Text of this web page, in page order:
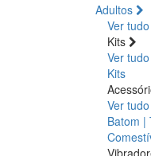
Adultos
Ver tudo
Kits
Ver tudo
Kits
Ver tudo
Batom |